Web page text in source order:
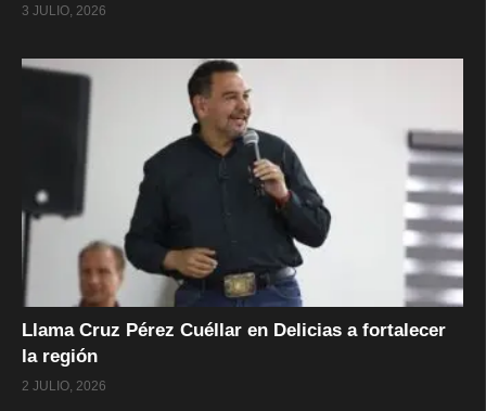
3 JULIO, 2026
Llama Cruz Pérez Cuéllar en Delicias a fortalecer
la región
2 JULIO, 2026